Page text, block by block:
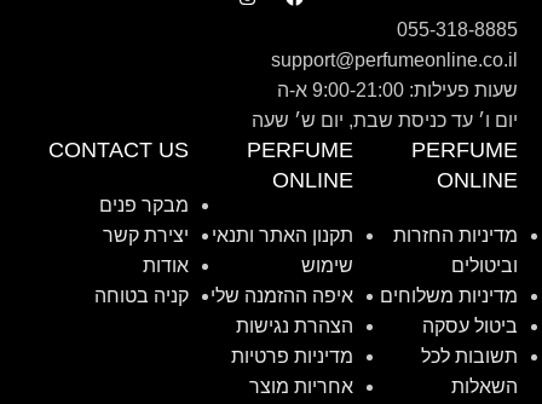
055-318-8885
support@perfumeonline.co.il
שעות פעילות: 9:00-21:00 א-ה
יום ו׳ עד כניסת שבת, יום ש׳ שעה
PERFUME
ONLINE
מדיניות החזרות
וביטולים
מדיניות משלוחים
ביטול עסקה
תשובות לכל
השאלות
PERFUME
ONLINE
תקנון האתר ותנאי
שימוש
איפה ההזמנה שלי
הצהרת נגישות
מדיניות פרטיות
אחריות מוצר
CONTACT US
מבקר פנים
יצירת קשר
אודות
קניה בטוחה